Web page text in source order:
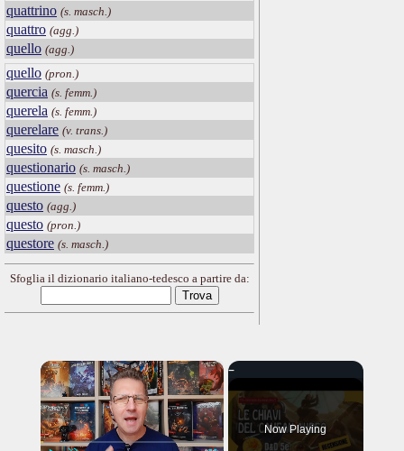
quattrino (s. masch.)
quattro (agg.)
quello (agg.)
quello (pron.)
quercia (s. femm.)
querela (s. femm.)
querelare (v. trans.)
quesito (s. masch.)
questionario (s. masch.)
questione (s. femm.)
questo (agg.)
questo (pron.)
questore (s. masch.)
Sfoglia il dizionario italiano-tedesco a partire da:
×
Now Playing